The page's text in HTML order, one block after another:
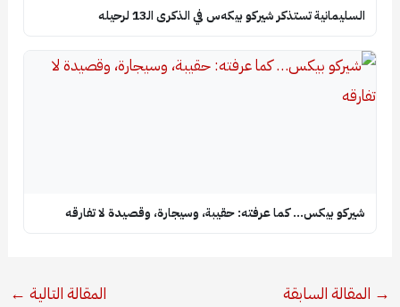
السليمانية تستذكر شيركو بيكه‌س في الذكرى الـ13 لرحيله
شيركو بيكس… كما عرفته: حقيبة، وسيجارة، وقصيدة لا تفارقه
→ المقالة السابقة المقالة التالية ←